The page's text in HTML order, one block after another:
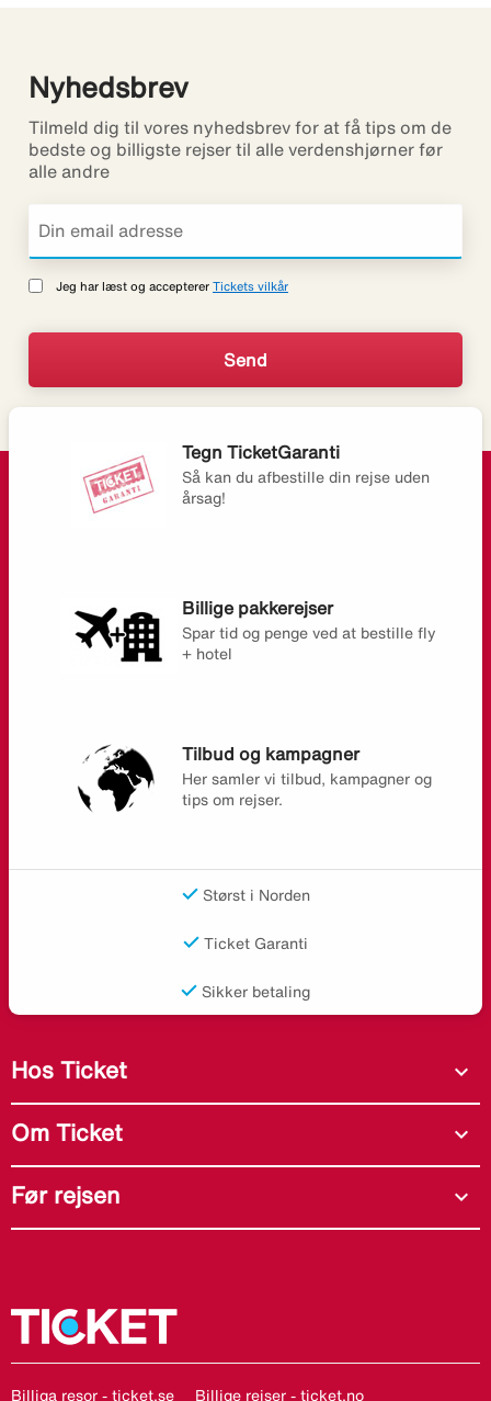
Nyhedsbrev
Tilmeld dig til vores nyhedsbrev for at få tips om de
bedste og billigste rejser til alle verdenshjørner før
alle andre
Jeg har læst og accepterer Tickets vilkår
Tegn TicketGaranti
Så kan du afbestille din rejse uden
årsag!
Billige pakkerejser
Spar tid og penge ved at bestille fly
+ hotel
Tilbud og kampagner
Her samler vi tilbud, kampagner og
tips om rejser.
Størst i Norden
Ticket Garanti
Sikker betaling
Hos Ticket expand_more
Om Ticket expand_more
Før rejsen expand_more
Billiga resor - ticket.se Billige reiser - ticket.no